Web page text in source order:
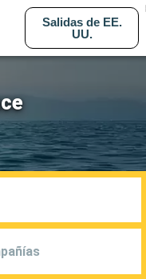
Salidas de EE.
UU.